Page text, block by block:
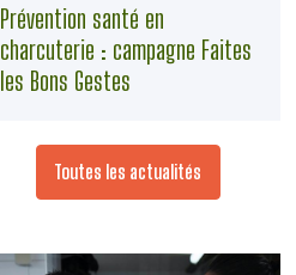
Prévention santé en
charcuterie : campagne Faites
les Bons Gestes
Toutes les actualités